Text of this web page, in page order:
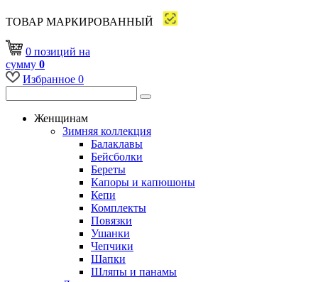
ТОВАР МАРКИРОВАННЫЙ
0 позиций на
сумму 0
Избранное 0
Женщинам
Зимняя коллекция
Балаклавы
Бейсболки
Береты
Капоры и капюшоны
Кепи
Комплекты
Повязки
Ушанки
Чепчики
Шапки
Шляпы и панамы